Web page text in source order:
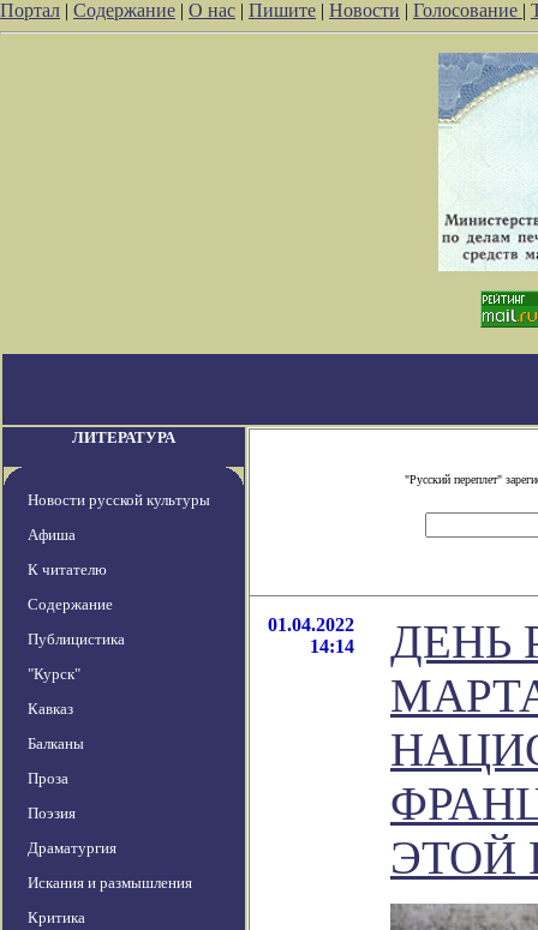
Портал | Содержание | О нас | Пишите | Новости | Голосование |
ЛИТЕРАТУРА
Новости русской культуры
Афиша
К читателю
Содержание
Публицистика
"Курск"
Кавказ
Балканы
Проза
Поэзия
Драматургия
Искания и размышления
Критика
"Русский переплет"
01.04.2022
14:14
ДЕНЬ
ЭТОЙ